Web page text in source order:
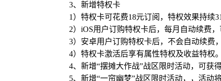
3、新增特权卡
1）特权卡可花费18元订阅，特权效果持续
2）iOS用户订购特权卡后，每月自动续费
3）安卓用户订购特权卡后，不会自动续费
4）特权卡激活后享有属性特权及收益特权
4、新增“摆摊大作战”战区限时活动，可获
5、新增“一帘幽梦”战区限时活动，，活动